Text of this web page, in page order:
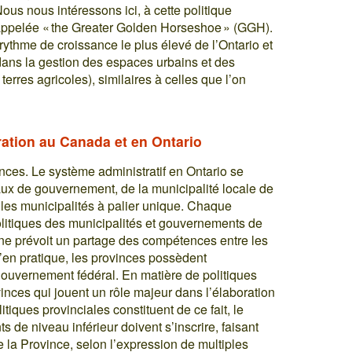
nous intéressons ici, à cette politique
« the Greater Golden Horseshoe » (GGH).
de croissance le plus élevé de l’Ontario et
la gestion des espaces urbains et des
agricoles), similaires à celles que l’on
au Canada et en Ontario
Le système administratif en Ontario se
de gouvernement, de la municipalité locale de
municipalités à palier unique. Chaque
des municipalités et gouvernements de
prévoit un partage des compétences entre les
pratique, les provinces possèdent
fédéral. En matière de politiques
qui jouent un rôle majeur dans l’élaboration
provinciales constituent de ce fait, le
de niveau inférieur doivent s’inscrire, faisant
Province, selon l’expression de multiples